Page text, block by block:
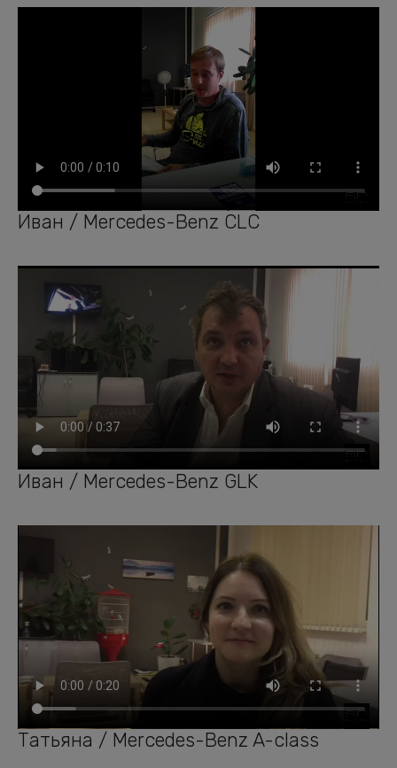
Иван / Mercedes-Benz CLC
Иван / Mercedes-Benz GLK
Татьяна / Mercedes-Benz A-class